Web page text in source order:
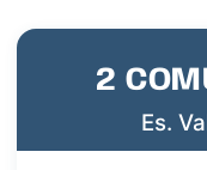
2
Es.